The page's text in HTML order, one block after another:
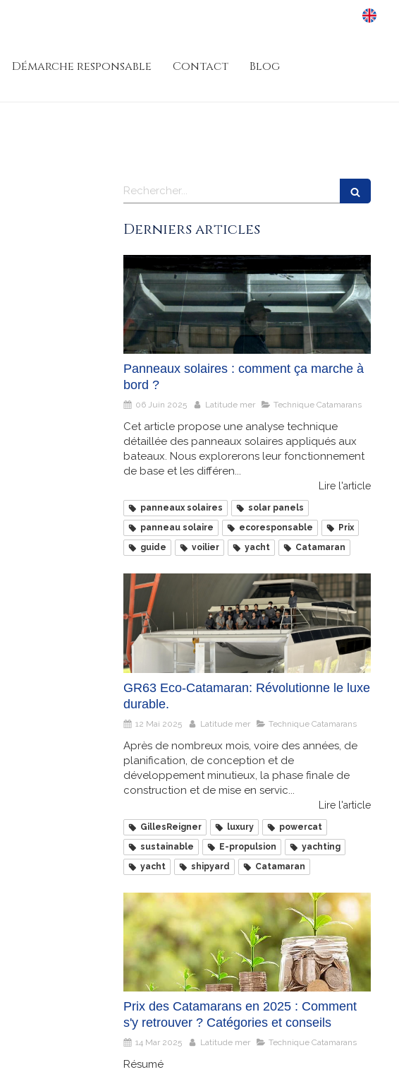
Démarche responsable Contact Blog
Rechercher
Derniers articles
Panneaux solaires : comment ça marche à
bord ?
06 Juin 2025 Latitude mer Technique Catamarans
Cet article propose une analyse technique
détaillée des panneaux solaires appliqués aux
bateaux. Nous explorerons leur fonctionnement
de base et les différen...
Lire l'article
panneaux solaires
solar panels
panneau solaire
ecoresponsable
Prix
guide
voilier yacht Catamaran
GR63 Eco-Catamaran: Révolutionne le luxe
durable.
12 Mai 2025 Latitude mer Technique Catamarans
Après de nombreux mois, voire des années, de
planification, de conception et de
développement minutieux, la phase finale de
construction et de mise en servic...
Lire l'article
GillesReigner luxury
powercat
sustainable
E-propulsion
yachting
yacht
shipyard Catamaran
Prix des Catamarans en 2025 : Comment
s'y retrouver ? Catégories et conseils
14 Mar 2025 Latitude mer Technique Catamarans
Résumé